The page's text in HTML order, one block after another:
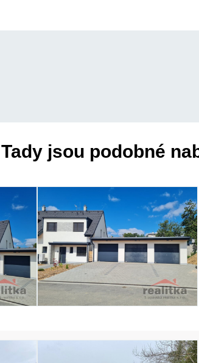
jsou podobné